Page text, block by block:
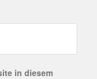
in diesem